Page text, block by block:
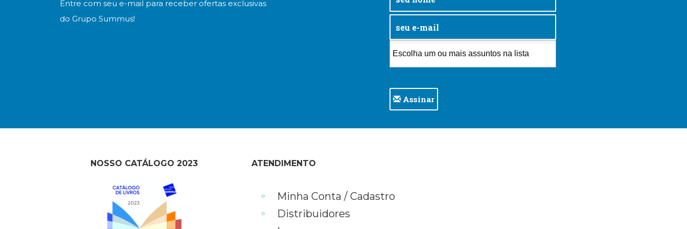
Entre com seu e-mail para receber ofertas exclusivas
do Grupo Summus!
Assinar
NOSSO CATÁLOGO 2023 ATENDIMENTO
Minha Conta / Cadastro
Distribuidores